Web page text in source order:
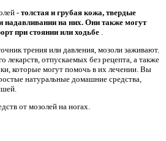
- толстая и грубая кожа, твердые
на них. Они также могут
при стоянии или ходьбе
трения или давления, мозоли заживают.
лекарств, отпускаемых без рецепта, а также
которые могут помочь в их лечении. Вы
натуральные домашние средства,
от мозолей на ногах.